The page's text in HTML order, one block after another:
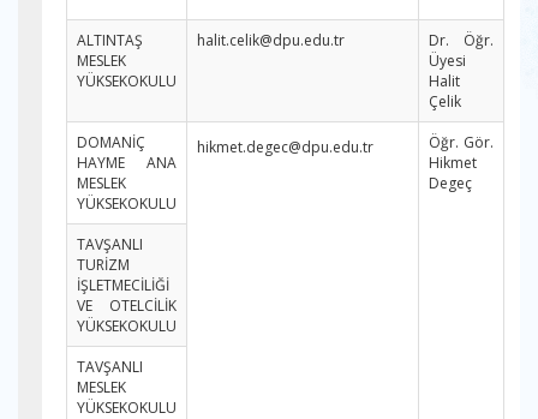
ALTINTAŞ
MESLEK
YÜKSEKOKULU
halit.celik@dpu.edu.tr
Dr. Öğr.
Üyesi
Halit
Çelik
DOMANİÇ
HAYME ANA
MESLEK
YÜKSEKOKULU
hikmet.degec@dpu.edu.tr
Öğr. Gör.
Hikmet
Degeç
TAVŞANLI
TURİZM
İŞLETMECİLİĞİ
VE OTELCİLİK
YÜKSEKOKULU
TAVŞANLI
MESLEK
YÜKSEKOKULU